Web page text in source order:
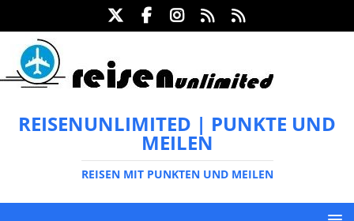
REISENUNLIMITED | PUNKTE UND
MEILEN
REISEN MIT PUNKTEN UND MEILEN